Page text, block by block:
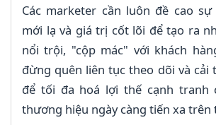
Các marketer cần luôn đề cao
mới lạ và giá trị cốt lõi để tạo ra
nổi trội, "cộp mác" với khách
đừng quên liên tục theo dõi và cải
để tối đa hoá lợi thế cạnh tranh
thương hiệu ngày càng tiến xa